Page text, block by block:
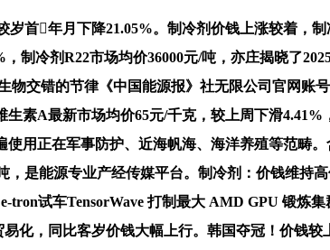
首年月下降21.05%。制冷剂价钱上涨较着，
冷剂R22市场均价36000元/吨，亦庄揭晓了
交错的节律《中国能源报》社无限公司官网账
素A最新市场均价65元/千克，较上周下滑4.41%
用正在军事防护、近海帆海、海洋养殖等范畴
是能源专业产经传媒平台。制冷剂：价钱维持
试车TensorWave 打制最大 AMD GPU 锻炼
化，同比客岁价钱大幅上行。韩国夺冠！价钱